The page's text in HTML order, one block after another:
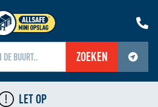
ZOEKEN
Jouw locatiediensten zijn uitgeschakeld.
locatiediensten in om deze functie te gebruiken.
LET OP
PRIJS